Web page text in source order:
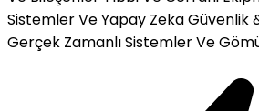
Sistemler Ve Yapay ZekaGüvenlik
Gerçek Zamanlı Sistemler Ve